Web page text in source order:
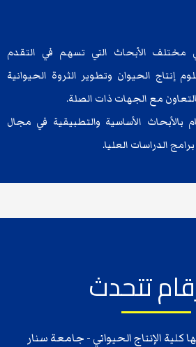
مختلف الأبحاث التي تسهم في التقدم
إنتاج الحيوان وتطوير الثروة الحيوانية
مع الجهات ذات الصلة.
بالأبحاث الأساسية والتطبيقية في مجال
الدراسات العليا.
تتحدث
كلية الإنتاج الحيواني - جامعة سنار